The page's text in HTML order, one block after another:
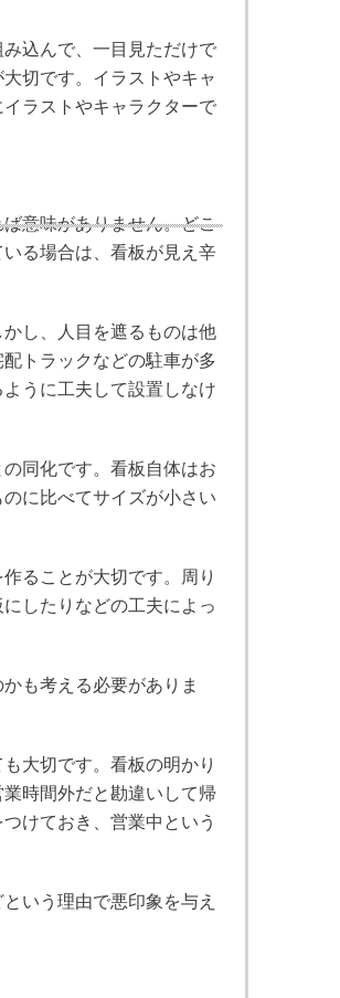
込んで、一目見ただけで
切です。イラストやキャ
ラストやキャラクターで
意味がありません。どこ
る場合は、看板が見え辛
し、人目を遮るものは他
トラックなどの駐車が多
うに工夫して設置しなけ
同化です。看板自体はお
に比べてサイズが小さい
ることが大切です。周り
したりなどの工夫によっ
も考える必要がありま
大切です。看板の明かり
時間外だと勘違いして帰
けておき、営業中という
いう理由で悪印象を与え